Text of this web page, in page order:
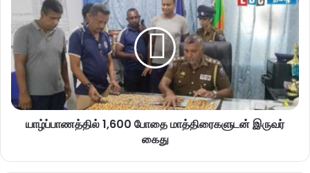
யாழ்ப்பாணத்தில் 1,600 போதை மாத்திரைகளுடன் இருவர்
கைது